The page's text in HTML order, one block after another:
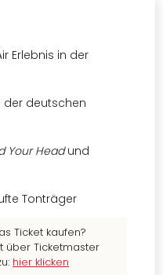
Erlebnis in der
der deutschen
Your Headund
Tonträger
Ticket kaufen?
über Ticketmaster
hier klicken